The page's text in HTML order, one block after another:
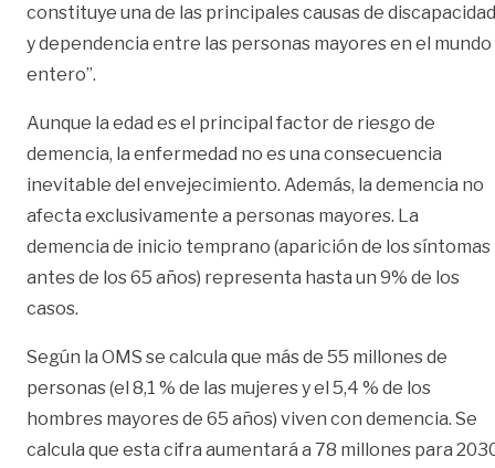
constituye una de las principales causas de discapacidad
y dependencia entre las personas mayores en el mundo
entero”.
Aunque la edad es el principal factor de riesgo de
demencia, la enfermedad no es una consecuencia
inevitable del envejecimiento. Además, la demencia no
afecta exclusivamente a personas mayores. La
demencia de inicio temprano (aparición de los síntomas
antes de los 65 años) representa hasta un 9% de los
casos.
Según la OMS se calcula que más de 55 millones de
personas (el 8,1 % de las mujeres y el 5,4 % de los
hombres mayores de 65 años) viven con demencia. Se
calcula que esta cifra aumentará a 78 millones para